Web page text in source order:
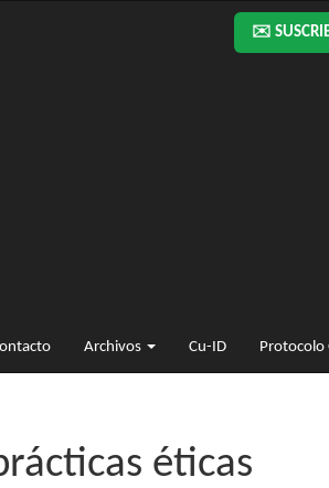
✉️
Archivos Cu-ID Protocolo
éticas